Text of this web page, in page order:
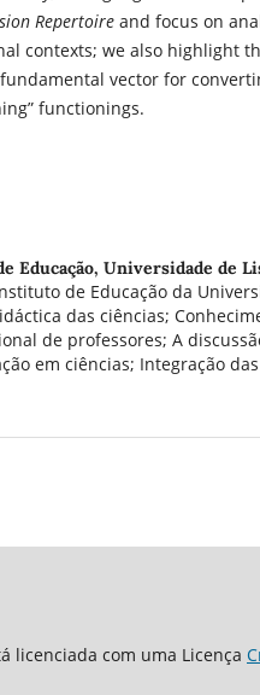
Repertoire and focus on
contexts; we also highlight
vector for
functionings.
Educação, Universidade de
de Educação da
das ciências;
de professores; A
em ciências; Integração
licenciada com uma Licença